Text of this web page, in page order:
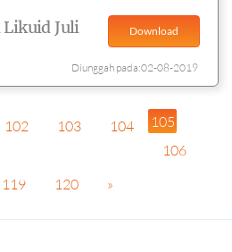
Likuid Juli
Download
Diunggah pada:02-08-2019
102 103 104
105
106
119 120 »